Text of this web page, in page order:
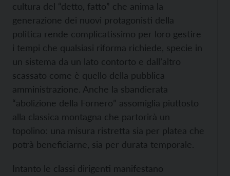
cultura del “detto, fatto” che anima la
generazione dei nuovi protagonisti della
politica rende complicatissimo per loro gestire
i tempi che qualsiasi riforma richiede, specie in
un sistema da un lato contorto e dall’altro
scassato come è quello della pubblica
amministrazione. Anche la sbandierata
“abolizione della Fornero” assomiglia piuttosto
alla classica montagna che partorirà un
topolino: una misura ristretta sia per platea che
potrà beneficiarne, sia per durata temporale.
Intanto le classi dirigenti manifestano